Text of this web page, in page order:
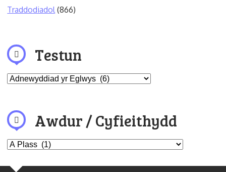
Traddodiadol (866)
Testun
Awdur / Cyfieithydd